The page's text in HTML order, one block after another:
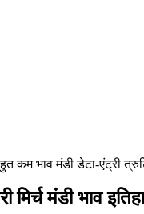
कम भाव मंडी डेटा-एंट्री
मिर्च मंडी भाव